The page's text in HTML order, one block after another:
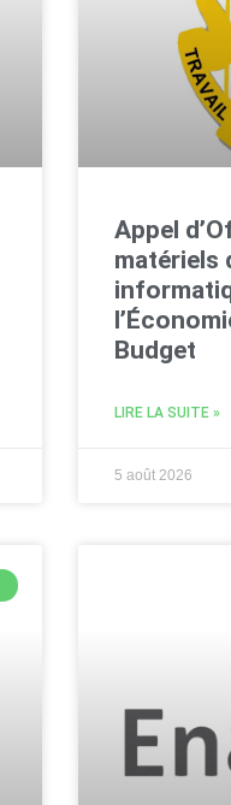
Appel
matériels
Budget
LIRE LA SUITE »
5 août 2026